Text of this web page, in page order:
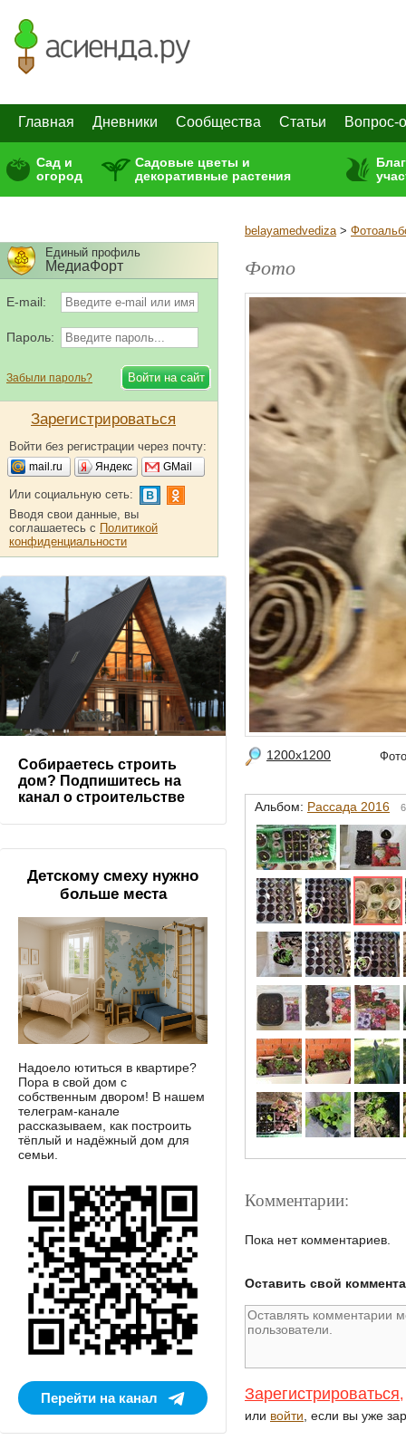
Главная Дневники Сообщества Статьи Вопрос-
Сад и
огород
Садовые цветы и
декоративные растения
belayamedvediza>
Фото
1200x1200
Альбом: Рассада 2016
Комментарии:
Пока нет комментариев.
Оставить свой
Зарегистрироваться,
или войти , если вы уже
Единый профиль
МедиаФорт
E-mail:
Пароль:
Забыли пароль?
Зарегистрироваться
Войти без регистрации через почту:
mail.ru Яндекс GMail
Или социальную сеть:
Вводя свои данные, вы
соглашаетесь с Политикой
конфиденциальности
Собираетесь строить
дом? Подпишитесь на
канал о строительстве
Детскому смеху нужно
больше места
Надоело ютиться в квартире?
Пора в свой дом с
собственным двором! В нашем
телеграм-канале
рассказываем, как построить
тёплый и надёжный дом для
семьи.
Перейти на канал